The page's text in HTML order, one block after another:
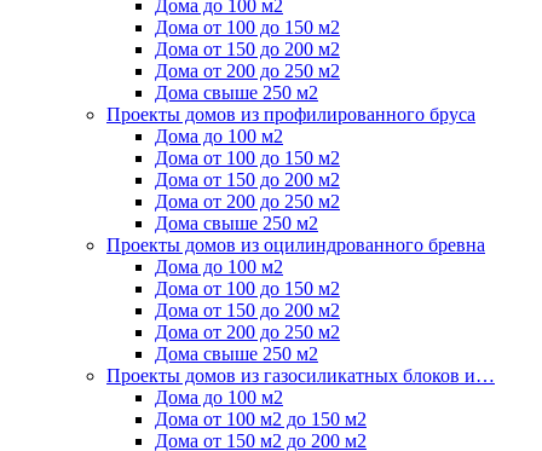
Дома до 100 м2
Дома от 100 до 150 м2
Дома от 150 до 200 м2
Дома от 200 до 250 м2
Дома свыше 250 м2
Проекты домов из профилированного бруса
Дома до 100 м2
Дома от 100 до 150 м2
Дома от 150 до 200 м2
Дома от 200 до 250 м2
Дома свыше 250 м2
Проекты домов из оцилиндрованного бревна
Дома до 100 м2
Дома от 100 до 150 м2
Дома от 150 до 200 м2
Дома от 200 до 250 м2
Дома свыше 250 м2
Проекты домов из газосиликатных блоков и…
Дома до 100 м2
Дома от 100 м2 до 150 м2
Дома от 150 м2 до 200 м2